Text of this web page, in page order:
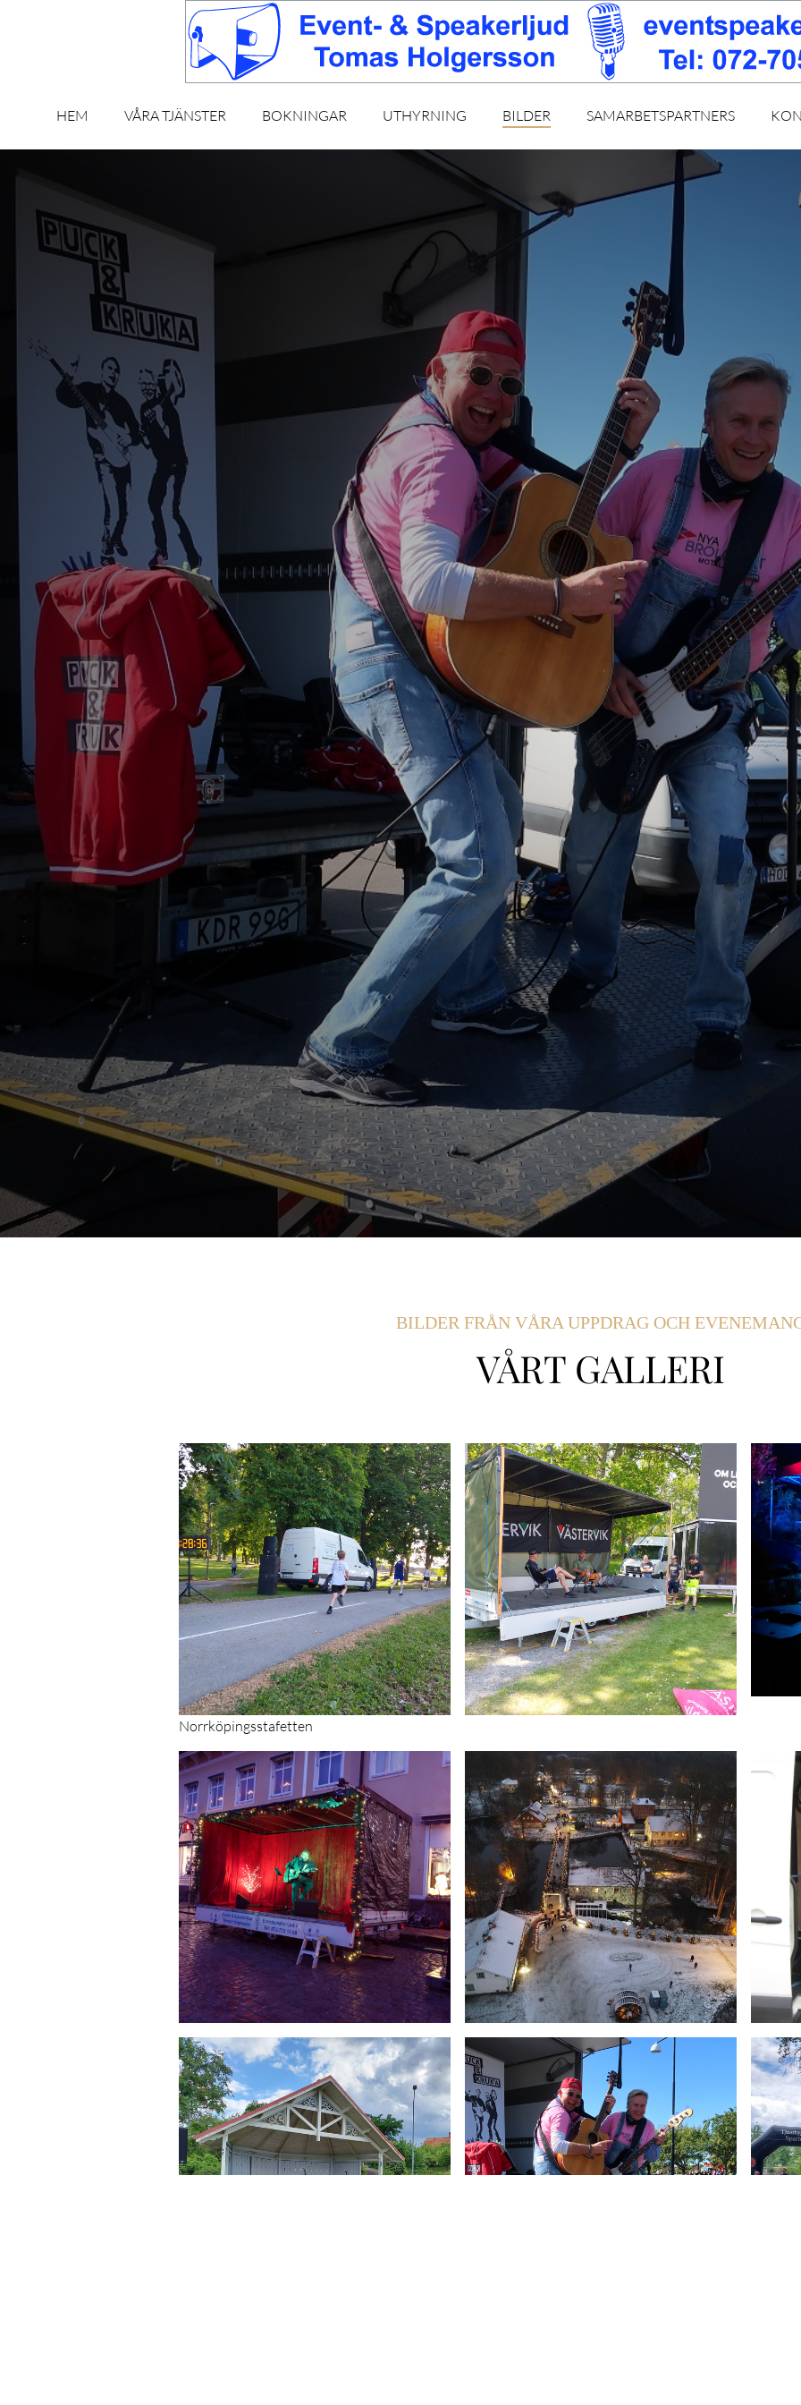
HEM VÅRA TJÄNSTER BOKNINGAR UTHYRNING BILDER SAMARBETSPARTNERS
BILDER FRÅN VÅRA UPPDRAG OCH
VÅRT GALLERI
Norrköpingsstafetten